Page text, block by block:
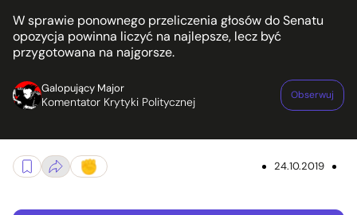
W sprawie ponownego przeliczenia głosów do Senatu
opozycja powinna liczyć na najlepsze, lecz być
przygotowana na najgorsze.
Galopujący Major
Komentator Krytyki Politycznej Obserwuj
24.10.2019